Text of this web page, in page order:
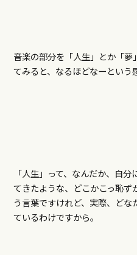
音楽の部分を「人生」とか「
てみると、なるほどなーという
「人生」って、なんだか、自
てきたような、どこかこっ恥ず
う言葉ですけれど、実際、ど
ているわけですから。